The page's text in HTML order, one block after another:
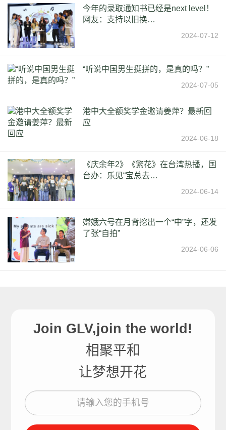
今年的录取通知书已经是next level！
网友：支持以旧换…
2024-07-12
“听说中国男生挺拼的，是真的吗？”
2024-07-05
港中大全额奖学金邀请姜萍？最新回
应
2024-06-18
《庆余年2》《繁花》在台湾热播，国
台办：乐见“宝总去…
2024-06-14
嫦娥六号在月背挖出一个“中”字，还发
了张“自拍”
2024-06-06
Join GLV,join the world!
相聚平和
让梦想开花